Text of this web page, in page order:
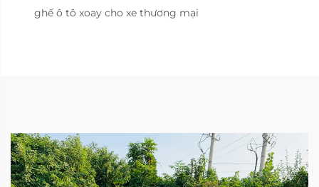
ghế ô tô xoay cho xe thương mại